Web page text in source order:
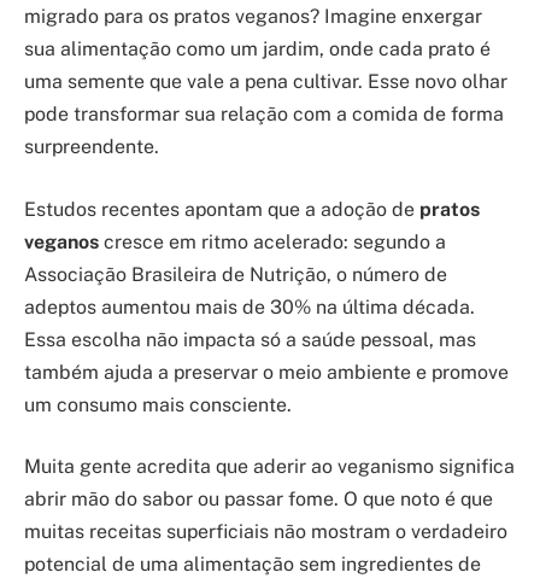
migrado para os pratos veganos? Imagine enxergar
sua alimentação como um jardim, onde cada prato é
uma semente que vale a pena cultivar. Esse novo olhar
pode transformar sua relação com a comida de forma
surpreendente.
Estudos recentes apontam que a adoção de pratos
veganos cresce em ritmo acelerado: segundo a
Associação Brasileira de Nutrição, o número de
adeptos aumentou mais de 30% na última década.
Essa escolha não impacta só a saúde pessoal, mas
também ajuda a preservar o meio ambiente e promove
um consumo mais consciente.
Muita gente acredita que aderir ao veganismo significa
abrir mão do sabor ou passar fome. O que noto é que
muitas receitas superficiais não mostram o verdadeiro
potencial de uma alimentação sem ingredientes de